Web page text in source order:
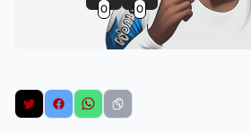
0 0